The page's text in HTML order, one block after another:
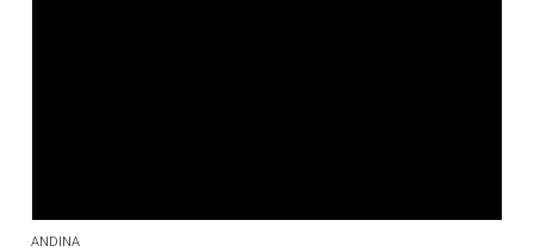
ANDINA